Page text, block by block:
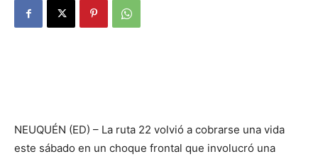
NEUQUÉN (ED) – La ruta 22 volvió a cobrarse una vida
este sábado en un choque frontal que involucró una